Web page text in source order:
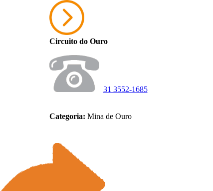
Circuito do Ouro
31 3552-1685
Categoria: Mina de Ouro